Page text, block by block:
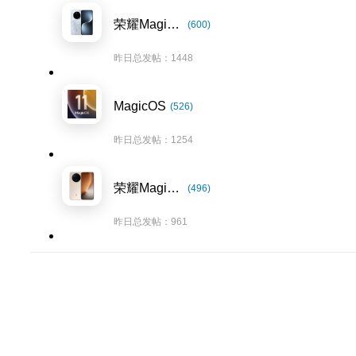
荣耀Magic7系列 (600)
昨日总发帖：1448
MagicOS (526)
昨日总发帖：1254
荣耀Magic8系列 (496)
昨日总发帖：961